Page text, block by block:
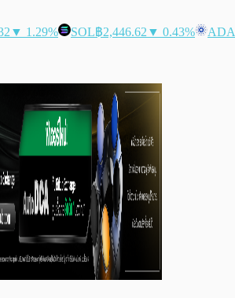
▼ 1.29% SOL฿2,446.62 ▼ 0.43% ADA